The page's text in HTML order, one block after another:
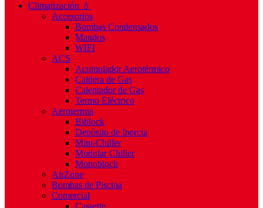
Climatización 💧
Accesorios
Bombas Condensados
Mandos
WIFI
ACS
Acumulador Aerotérmico
Caldera de Gas
Calentador de Gas
Termo Eléctrico
Aerotermia
Biblock
Depósito de Inercia
Mini-Chiller
Modular Chiller
Monoblock
AirZone
Bombas de Piscina
Comercial
Cassette